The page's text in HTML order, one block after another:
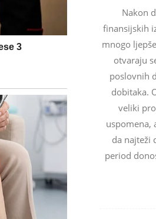
Nakon
finansijskih
mnogo
otvaraju
poslovnih
dobitaka.
veliki
uspomena,
da najteži
period